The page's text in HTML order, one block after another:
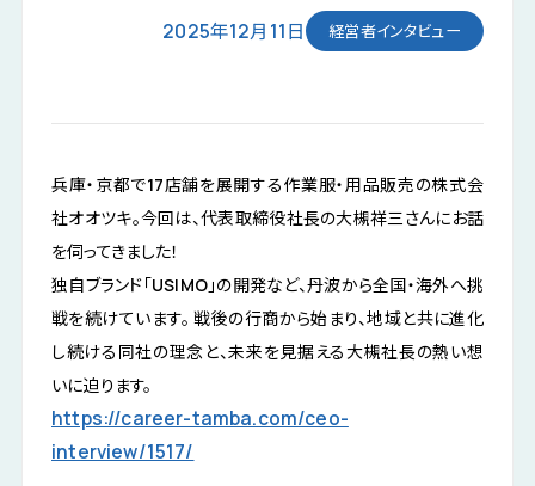
お気に入り企業
2025年12月11日 経営者インタビュー
兵庫・京都で17店舗を展開する作業服・用品販売の株式会
社オオツキ。今回は、代表取締役社長の大槻祥三さんにお話
を伺ってきました！
独自ブランド「USIMO」の開発など、丹波から全国・海外へ挑
戦を続けています。 戦後の行商から始まり、地域と共に進化
し続ける同社の理念と、未来を見据える大槻社長の熱い想
いに迫ります。
https://career-tamba.com/ceo-
interview/1517/